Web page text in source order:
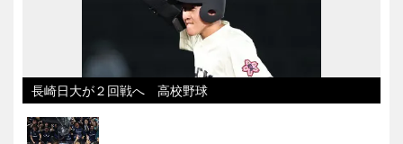
長崎日大が２回戦へ 高校野球